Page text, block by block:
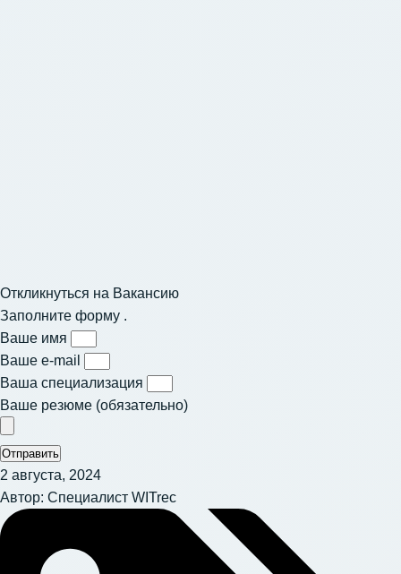
Откликнуться на Вакансию
Заполните форму .
Ваше имя
Ваше e-mail
Ваша специализация
Ваше резюме (обязательно)
Отправить
2 августа, 2024
Автор: Специалист WITrec